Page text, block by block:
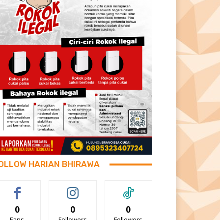
HARIAN BHIRAWA
0 0 0